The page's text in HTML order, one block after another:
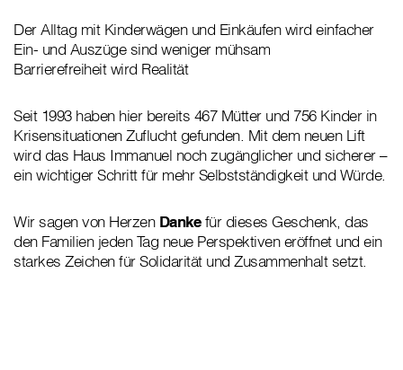
Der Alltag mit Kinderwägen und Einkäufen wird einfacher
Ein- und Auszüge sind weniger mühsam
Barrierefreiheit wird Realität
Seit 1993 haben hier bereits 467 Mütter und 756 Kinder in
Krisensituationen Zuflucht gefunden. Mit dem neuen Lift
wird das Haus Immanuel noch zugänglicher und sicherer –
ein wichtiger Schritt für mehr Selbstständigkeit und Würde.
Wir sagen von Herzen Dankefür dieses Geschenk, das
den Familien jeden Tag neue Perspektiven eröffnet und ein
starkes Zeichen für Solidarität und Zusammenhalt setzt.